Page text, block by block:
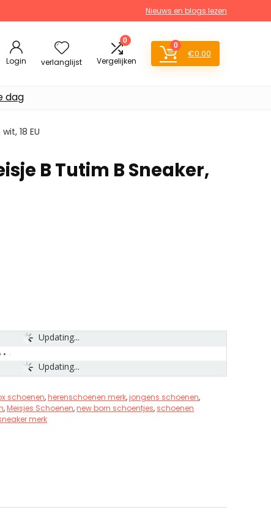
Nieuws en blogs lezen
Login verlanglijst
0
Vergelijken
0
€0.00
dag
18 EU
B Tutim B Sneaker,
Updating...
Updating...
schoenen,herenschoenen merk,jongens schoenen,
,Meisjes Schoenen,new born schoentjes, schoenen
merk